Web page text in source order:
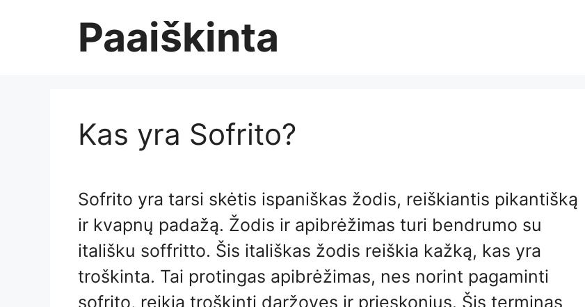
Paaiškinta
Kas yra Sofrito?
Sofrito yra tarsi skėtis ispaniškas žodis, reiškiantis pikantišką
ir kvapnų padažą. Žodis ir apibrėžimas turi bendrumo su
itališku soffritto. Šis itališkas žodis reiškia kažką, kas yra
troškinta. Tai protingas apibrėžimas, nes norint pagaminti
sofrito, reikia troškinti daržoves ir prieskonius. Šis terminas